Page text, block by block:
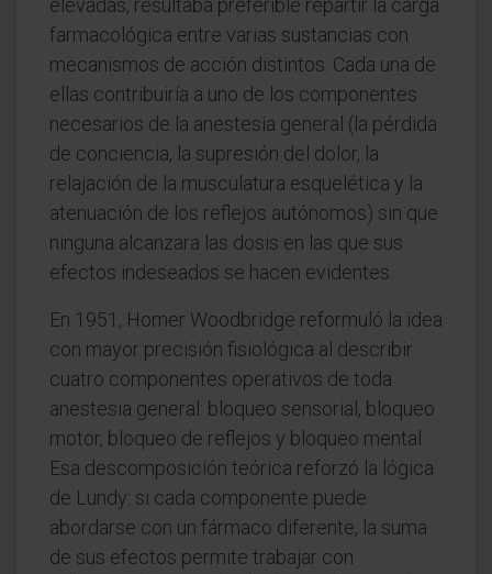
elevadas, resultaba preferible repartir la carga
farmacológica entre varias sustancias con
mecanismos de acción distintos. Cada una de
ellas contribuiría a uno de los componentes
necesarios de la anestesia general (la pérdida
de conciencia, la supresión del dolor, la
relajación de la musculatura esquelética y la
atenuación de los reflejos autónomos) sin que
ninguna alcanzara las dosis en las que sus
efectos indeseados se hacen evidentes.
En 1951, Homer Woodbridge reformuló la idea
con mayor precisión fisiológica al describir
cuatro componentes operativos de toda
anestesia general: bloqueo sensorial, bloqueo
motor, bloqueo de reflejos y bloqueo mental.
Esa descomposición teórica reforzó la lógica
de Lundy: si cada componente puede
abordarse con un fármaco diferente, la suma
de sus efectos permite trabajar con